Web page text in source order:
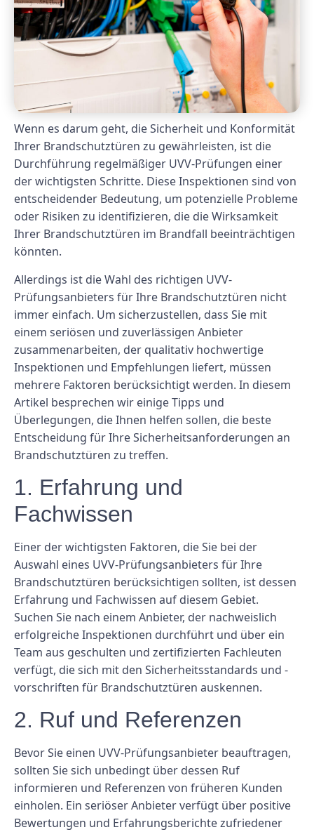
Wenn es darum geht, die Sicherheit und Konformität
Ihrer Brandschutztüren zu gewährleisten, ist die
Durchführung regelmäßiger UVV-Prüfungen einer
der wichtigsten Schritte. Diese Inspektionen sind von
entscheidender Bedeutung, um potenzielle Probleme
oder Risiken zu identifizieren, die die Wirksamkeit
Ihrer Brandschutztüren im Brandfall beeinträchtigen
könnten.
Allerdings ist die Wahl des richtigen UVV-
Prüfungsanbieters für Ihre Brandschutztüren nicht
immer einfach. Um sicherzustellen, dass Sie mit
einem seriösen und zuverlässigen Anbieter
zusammenarbeiten, der qualitativ hochwertige
Inspektionen und Empfehlungen liefert, müssen
mehrere Faktoren berücksichtigt werden. In diesem
Artikel besprechen wir einige Tipps und
Überlegungen, die Ihnen helfen sollen, die beste
Entscheidung für Ihre Sicherheitsanforderungen an
Brandschutztüren zu treffen.
1. Erfahrung und
Fachwissen
Einer der wichtigsten Faktoren, die Sie bei der
Auswahl eines UVV-Prüfungsanbieters für Ihre
Brandschutztüren berücksichtigen sollten, ist dessen
Erfahrung und Fachwissen auf diesem Gebiet.
Suchen Sie nach einem Anbieter, der nachweislich
erfolgreiche Inspektionen durchführt und über ein
Team aus geschulten und zertifizierten Fachleuten
verfügt, die sich mit den Sicherheitsstandards und -
vorschriften für Brandschutztüren auskennen.
2. Ruf und Referenzen
Bevor Sie einen UVV-Prüfungsanbieter beauftragen,
sollten Sie sich unbedingt über dessen Ruf
informieren und Referenzen von früheren Kunden
einholen. Ein seriöser Anbieter verfügt über positive
Bewertungen und Erfahrungsberichte zufriedener